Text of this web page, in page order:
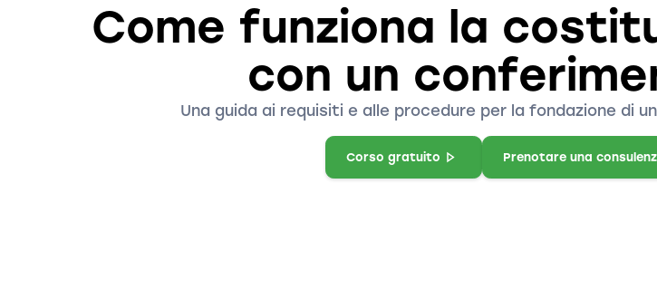
Come funziona la
con un
Una guida ai requisiti e alle procedure per la fondazione di
Corso gratuito Prenotare una